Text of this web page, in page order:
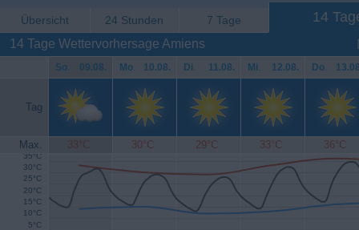
Übersicht 24 Stunden 7 Tage 14
14 Tage Wettervorhersage Amiens
So. 09.08. Mo. 10.08. Di. 11.08. Mi. 12.08. Do.
Tag
Max. 33°C 30°C 29°C 33°C 36°C
5°C
10°C
15°C
20°C
25°C
30°C
35°C